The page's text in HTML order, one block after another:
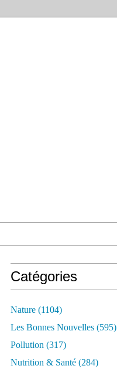
Catégories
Nature (1104)
Les Bonnes Nouvelles (595)
Pollution (317)
Nutrition & Santé (284)